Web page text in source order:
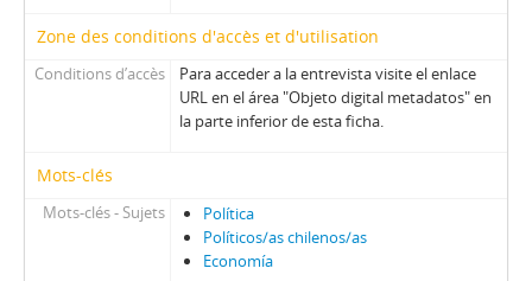
Zone des conditions d'accès et d'utilisation
Conditions d’accès
Para acceder a la entrevista visite el enlace
URL en el área "Objeto digital metadatos" en
la parte inferior de esta ficha.
Mots-clés
Mots-clés - Sujets
Política
Políticos/as chilenos/as
Economía